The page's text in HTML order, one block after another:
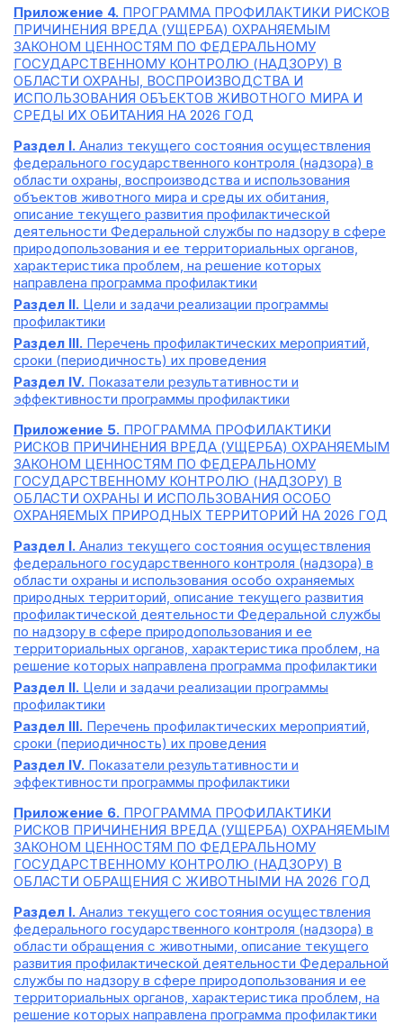
Приложение 4. ПРОГРАММА ПРОФИЛАКТИКИ РИСКОВ
ПРИЧИНЕНИЯ ВРЕДА (УЩЕРБА) ОХРАНЯЕМЫМ
ЗАКОНОМ ЦЕННОСТЯМ ПО ФЕДЕРАЛЬНОМУ
ГОСУДАРСТВЕННОМУ КОНТРОЛЮ (НАДЗОРУ) В
ОБЛАСТИ ОХРАНЫ, ВОСПРОИЗВОДСТВА И
ИСПОЛЬЗОВАНИЯ ОБЪЕКТОВ ЖИВОТНОГО МИРА И
СРЕДЫ ИХ ОБИТАНИЯ НА 2026 ГОД
Раздел I. Анализ текущего состояния осуществления
федерального государственного контроля (надзора) в
области охраны, воспроизводства и использования
объектов животного мира и среды их обитания,
описание текущего развития профилактической
деятельности Федеральной службы по надзору в сфере
природопользования и ее территориальных органов,
характеристика проблем, на решение которых
направлена программа профилактики
Раздел II. Цели и задачи реализации программы
профилактики
Раздел III. Перечень профилактических мероприятий,
сроки (периодичность) их проведения
Раздел IV. Показатели результативности и
эффективности программы профилактики
Приложение 5. ПРОГРАММА ПРОФИЛАКТИКИ
РИСКОВ ПРИЧИНЕНИЯ ВРЕДА (УЩЕРБА) ОХРАНЯЕМЫМ
ЗАКОНОМ ЦЕННОСТЯМ ПО ФЕДЕРАЛЬНОМУ
ГОСУДАРСТВЕННОМУ КОНТРОЛЮ (НАДЗОРУ) В
ОБЛАСТИ ОХРАНЫ И ИСПОЛЬЗОВАНИЯ ОСОБО
ОХРАНЯЕМЫХ ПРИРОДНЫХ ТЕРРИТОРИЙ НА 2026 ГОД
Раздел I. Анализ текущего состояния осуществления
федерального государственного контроля (надзора) в
области охраны и использования особо охраняемых
природных территорий, описание текущего развития
профилактической деятельности Федеральной службы
по надзору в сфере природопользования и ее
территориальных органов, характеристика проблем, на
решение которых направлена программа профилактики
Раздел II. Цели и задачи реализации программы
профилактики
Раздел III. Перечень профилактических мероприятий,
сроки (периодичность) их проведения
Раздел IV. Показатели результативности и
эффективности программы профилактики
Приложение 6. ПРОГРАММА ПРОФИЛАКТИКИ
РИСКОВ ПРИЧИНЕНИЯ ВРЕДА (УЩЕРБА) ОХРАНЯЕМЫМ
ЗАКОНОМ ЦЕННОСТЯМ ПО ФЕДЕРАЛЬНОМУ
ГОСУДАРСТВЕННОМУ КОНТРОЛЮ (НАДЗОРУ) В
ОБЛАСТИ ОБРАЩЕНИЯ С ЖИВОТНЫМИ НА 2026 ГОД
Раздел I. Анализ текущего состояния осуществления
федерального государственного контроля (надзора) в
области обращения с животными, описание текущего
развития профилактической деятельности Федеральной
службы по надзору в сфере природопользования и ее
территориальных органов, характеристика проблем, на
решение которых направлена программа профилактики